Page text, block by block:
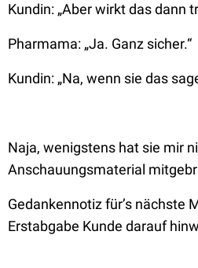
Kundin: „Aber wirkt das dann
Pharmama: „Ja. Ganz sicher.“
Kundin: „Na, wenn sie das
Naja, wenigstens hat sie mir
Anschauungsmaterial
Gedankennotiz für’s nächste
Erstabgabe Kunde darauf